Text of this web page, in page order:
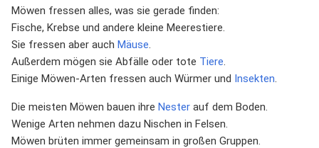
Möwen fressen alles, was sie gerade finden:
Fische, Krebse und andere kleine Meerestiere.
Sie fressen aber auch Mäuse.
Außerdem mögen sie Abfälle oder tote Tiere.
Einige Möwen-Arten fressen auch Würmer und Insekten.
Die meisten Möwen bauen ihre Nester auf dem Boden.
Wenige Arten nehmen dazu Nischen in Felsen.
Möwen brüten immer gemeinsam in großen Gruppen.